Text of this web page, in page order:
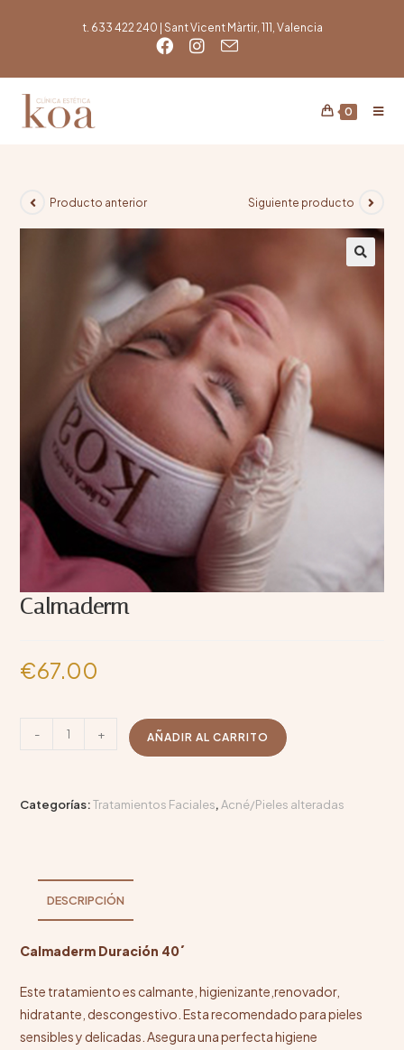
t. 633 422 240 | Sant Vicent Màrtir, 111, Valencia
0
Producto anterior Siguiente producto
Calmaderm
€67.00
- + AÑADIR AL CARRITO
Categorías:Tratamientos Faciales,Acné/Pieles alteradas
DESCRIPCIÓN
Calmaderm Duración 40´
Este tratamiento es calmante, higienizante,renovador,
hidratante, descongestivo. Esta recomendado para pieles
sensibles y delicadas. Asegura una perfecta higiene